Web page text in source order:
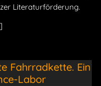
Literaturförderung.
Fahrradkette. Ein
Labor